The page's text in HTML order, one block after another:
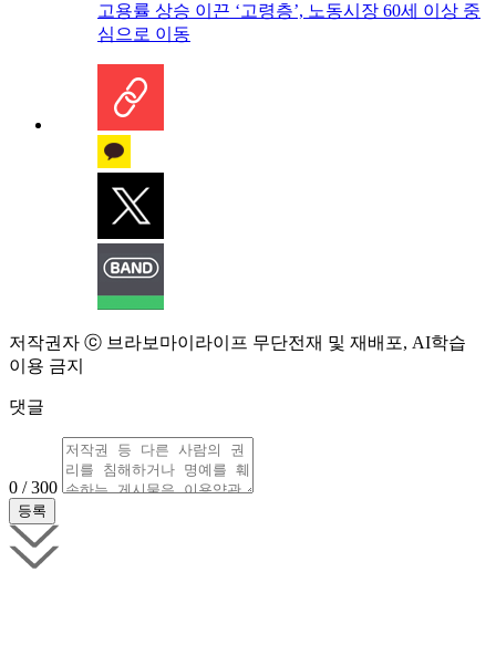
고용률 상승 이끈 ‘고령층’, 노동시장 60세 이상 중
심으로 이동
저작권자 ⓒ 브라보마이라이프 무단전재 및 재배포, AI학습
이용 금지
댓글
0 / 300